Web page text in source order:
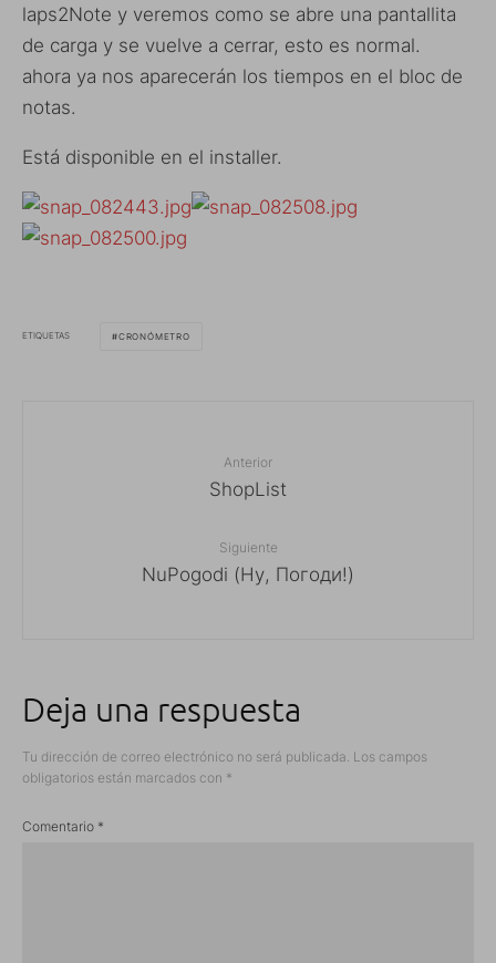
laps2Note y veremos como se abre una pantallita
de carga y se vuelve a cerrar, esto es normal.
ahora ya nos aparecerán los tiempos en el bloc de
notas.
Está disponible en el installer.
ETIQUETAS CRONÓMETRO
Anterior
ShopList
Siguiente
NuPogodi (Ну, Погоди!)
Deja una respuesta
Tu dirección de correo electrónico no será publicada. Los campos
obligatorios están marcados con *
Comentario *